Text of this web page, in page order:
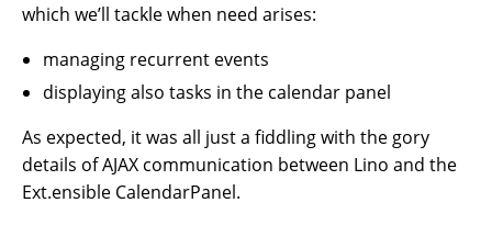
which we’ll tackle when need arises:
managing recurrent events
displaying also tasks in the calendar panel
As expected, it was all just a fiddling with the gory
details of AJAX communication between Lino and the
Ext.ensible CalendarPanel.